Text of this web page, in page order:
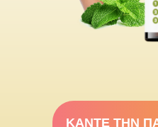
ΚΑΝΤΕ ΤΗΝ